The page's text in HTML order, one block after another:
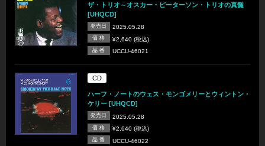
ザ・トリオ～オスカー・ピーターソン・トリオの真髄
[UHQCD]
発売日 2025.05.28
価 格 ¥2,640 (税込)
品 番 UCCU-46021
CD
ハーフ・ノートのウェス・モンゴメリーとウィントン・
ケリー [UHQCD]
発売日 2025.05.28
価 格 ¥2,640 (税込)
品 番 UCCU-46022